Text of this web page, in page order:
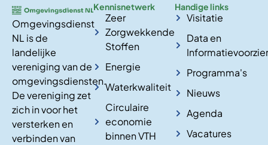
Omgevingsdienst
NL is de
landelijke
vereniging van de
omgevingsdiensten.
De vereniging zet
zich in voor het
versterken en
verbinden van
Kennisnetwerk
Zeer
Zorgwekkende
Stoffen
Energie
Waterkwaliteit
Circulaire
economie
binnen VTH
Handige links
Visitatie
Data en
Programma's
Nieuws
Agenda
Vacatures